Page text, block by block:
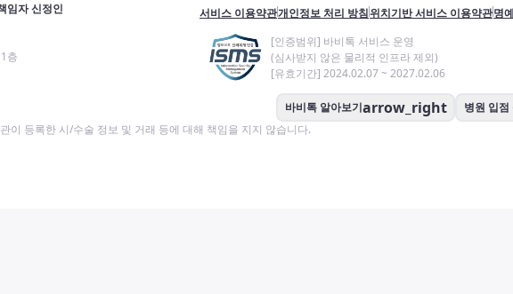
임자 신정인
층
서비스 이용약관개인정보 처리 방침위치기반 서비스 이용약관명
[인증범위] 바비톡 서비스 운영
(심사받지 않은 물리적 인프라 제외)
[유효기간] 2024.02.07 ~ 2027.02.06
바비톡 알아보기arrow_right 병원 입점
이 등록한 시/수술 정보 및 거래 등에 대해 책임을 지지 않습니다.